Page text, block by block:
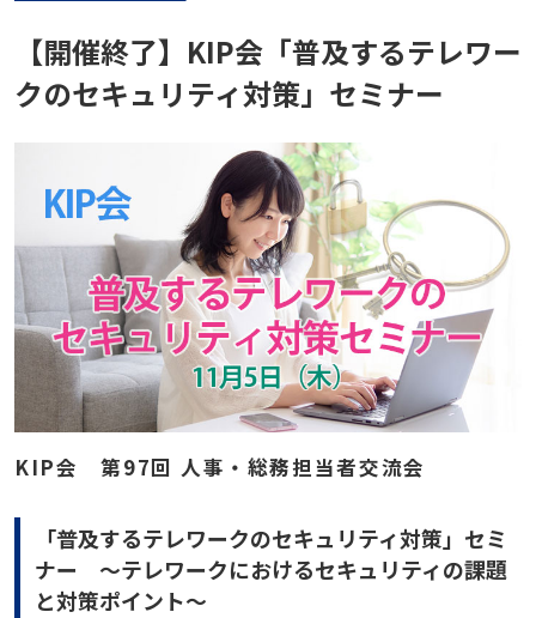
【開催終了】KIP会「普及するテレワー
クのセキュリティ対策」セミナー
KIP会 第97回 人事・総務担当者交流会
「普及するテレワークのセキュリティ対策」セミ
ナー ～テレワークにおけるセキュリティの課題
と対策ポイント～